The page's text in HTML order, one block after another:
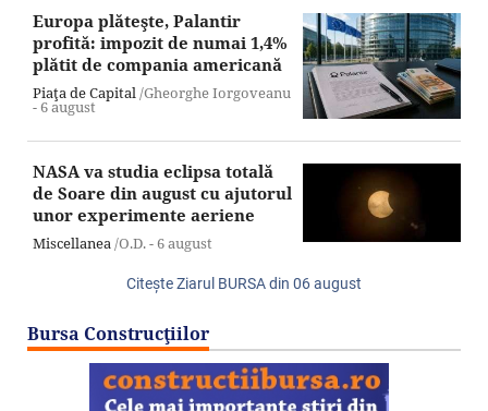
Europa plăteşte, Palantir
profită: impozit de numai 1,4%
plătit de compania americană
Piaţa de Capital/Gheorghe Iorgoveanu
-6 august
NASA va studia eclipsa totală
de Soare din august cu ajutorul
unor experimente aeriene
Miscellanea/O.D. -6 august
Citeşte Ziarul BURSA din 06 august
Bursa Construcţiilor